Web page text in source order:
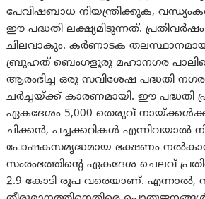
പേവിഷബാധ നിയന്ത്രിക്കുക,
ഈ പദ്ധതി ലക്ഷ്യമിടുന്നത്.
ചിലവാകും. കർണാടക
ബ്രുഹത് ബെംഗളൂരു മഹാനഗര
ആരംഭിച്ച ഒരു സവിശേഷ പദ്ധതി
ചർച്ചയ്ക്ക് കാരണമായി. ഈ പദ്ധതി
ഏകദേശം 5,000 തെരുവ്
ചിക്കന്‍, പച്ചക്കറികൾ എന്നിവയാൽ
പോഷകസമൃദ്ധമായ ഭക്ഷണം
സംരംഭത്തിന്റെ ഏകദേശ ചെലവ്
2.9 കോടി രൂപ വരെയാണ്.